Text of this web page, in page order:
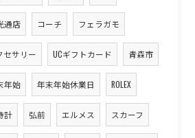
通店 コーチ フェラガモ
セサリー UCギフトカード 青森市
年始 年末年始休業日 ROLEX
計 弘前 エルメス スカーフ